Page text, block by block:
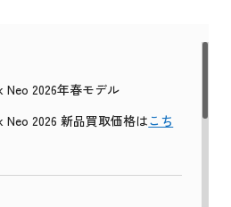
Neo 2026年春モデル
Neo 2026 新品買取価格はこち